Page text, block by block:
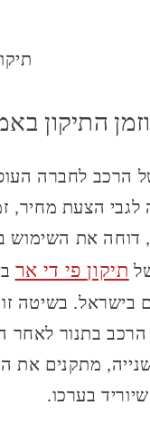
התיקון
הצעת מחיר,
דוחה את
תיקון פי די אר
בישראל. בשיטה
הרכב בתנור לאחר
מתקנים את
בערכו.